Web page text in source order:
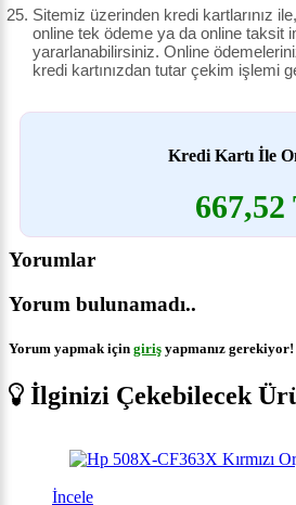
Sitemiz üzerinden kredi kartlarınız
online tek ödeme ya da online taksit
yararlanabilirsiniz. Online
kredi kartınızdan tutar çekim işlemi
Kredi Kartı İle
Yorumlar
Yorum bulunamadı..
Yorum yapmak için giriş yapmanız gerekiyor!
İlginizi Çekebilecek
İncele